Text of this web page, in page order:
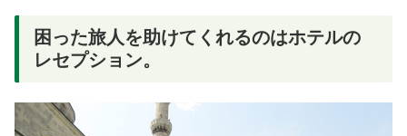
困った旅人を助けてくれるのはホテルの
レセプション。